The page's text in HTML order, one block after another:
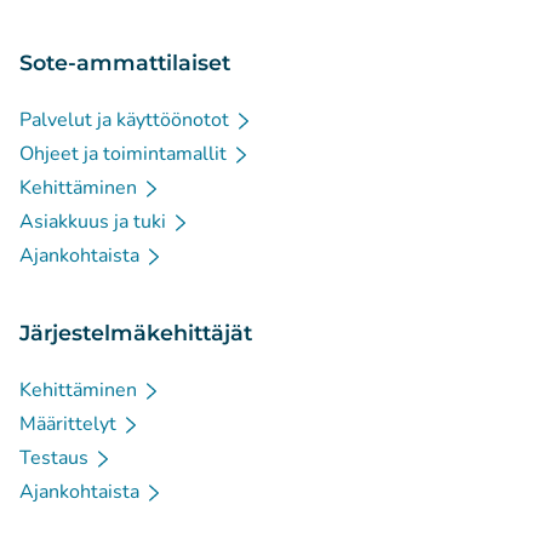
Sote-ammattilaiset
Palvelut ja käyttöönotot
Ohjeet ja toimintamallit
Kehittäminen
Asiakkuus ja tuki
Ajankohtaista
Järjestelmäkehittäjät
Kehittäminen
Määrittelyt
Testaus
Ajankohtaista